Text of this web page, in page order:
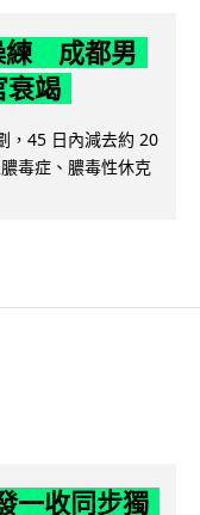
練 成都男
衰竭
，45 日內減去約 20
毒症、膿毒性休克
一收同步獨